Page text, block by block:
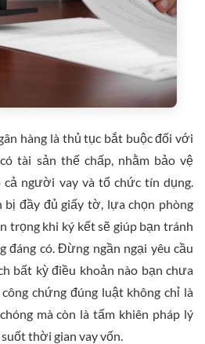
hàng là thủ tục bắt buộc đối với
tài sản thế chấp, nhằm bảo vệ
người vay và tổ chức tín dụng.
bị đầy đủ giấy tờ, lựa chọn phòng
trọng khi ký kết sẽ giúp bạn tránh
đáng có. Đừng ngần ngại yêu cầu
bất kỳ điều khoản nào bạn chưa
chứng đúng luật không chỉ là
mà còn là tấm khiên pháp lý
thời gian vay vốn.